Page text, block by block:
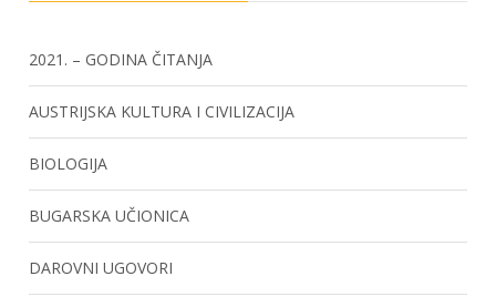
2021. – GODINA ČITANJA
AUSTRIJSKA KULTURA I CIVILIZACIJA
BIOLOGIJA
BUGARSKA UČIONICA
DAROVNI UGOVORI